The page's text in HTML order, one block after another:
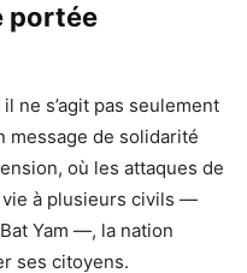
portée
ne s’agit pas seulement
message de solidarité
où les attaques de
à plusieurs civils —
Yam —, la nation
ses citoyens.